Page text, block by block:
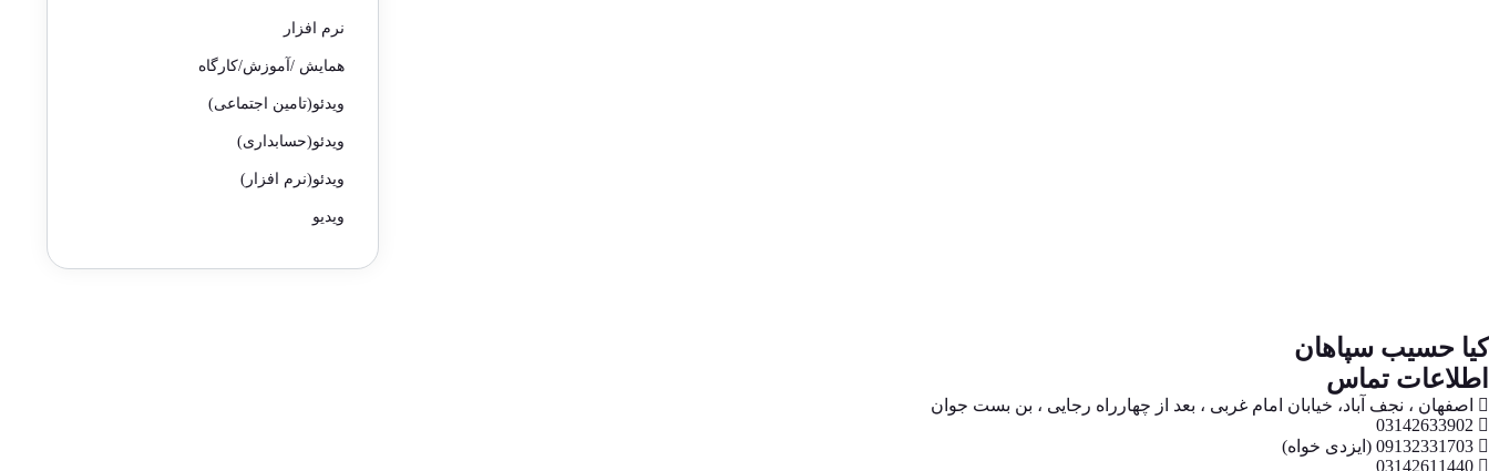
نرم افزار
همایش /آموزش/کارگاه
ویدئو(تامین اجتماعی)
ویدئو(حسابداری)
ویدئو(نرم افزار)
ویدیو
کیا حسیب سپاهان
اطلاعات تماس
اصفهان ، نجف آباد، خیابان امام غربی ، بعد از چهارراه رجایی ، بن بست جوان
03142633902
09132331703 (ایزدی خواه)
03142611440